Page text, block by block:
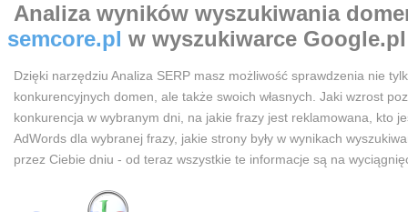
Analiza wyników wyszukiwania
semcore.pl w wyszukiwarce Google.pl
Dzięki narzędziu Analiza SERP masz możliwość sprawdzenia nie
konkurencyjnych domen, ale także swoich własnych. Jaki wzrost
konkurencja w wybranym dni, na jakie frazy jest reklamowana, kto
AdWords dla wybranej frazy, jakie strony były w wynikach
przez Ciebie dniu - od teraz wszystkie te informacje są na